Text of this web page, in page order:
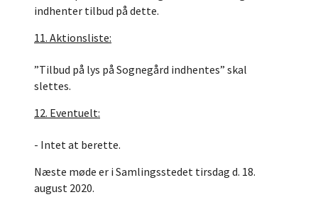
indhenter tilbud på dette.
11. Aktionsliste:
”Tilbud på lys på Sognegård indhentes” skal
slettes.
12. Eventuelt:
- Intet at berette.
Næste møde er i Samlingsstedet tirsdag d. 18.
august 2020.